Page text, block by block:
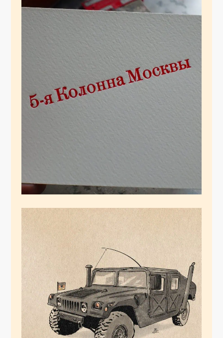
5-я колонна Москвы
German Angst
November 7, 2025